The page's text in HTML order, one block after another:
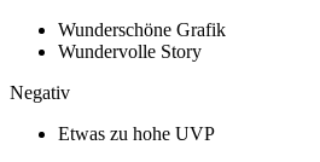
Wunderschöne Grafik
Wundervolle Story
Negativ
Etwas zu hohe UVP